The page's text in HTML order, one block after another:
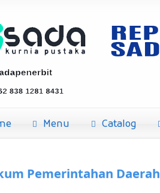
Menu Catalog
Pemerintahan Daerah